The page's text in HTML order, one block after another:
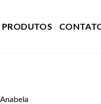
PRODUTOS
Anabela